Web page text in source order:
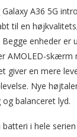
Galaxy A36 5G
til en
Begge enheder er
AMOLED-skærm
giver en mere
Nye
balanceret lyd.
i hele